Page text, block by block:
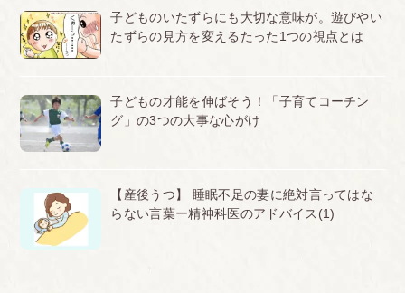
子どものいたずらにも大切な意味が。遊びやい
たずらの見方を変えるたった1つの視点とは
子どもの才能を伸ばそう！「子育てコーチン
グ」の3つの大事な心がけ
【産後うつ】 睡眠不足の妻に絶対言ってはな
らない言葉ー精神科医のアドバイス(1)